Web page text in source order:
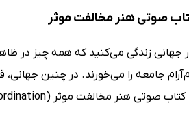
صوتی هنر مخالفت موثر
جهانی زندگی می‌کنید که همه چیز در
جامعه را می‌خورند. در چنین